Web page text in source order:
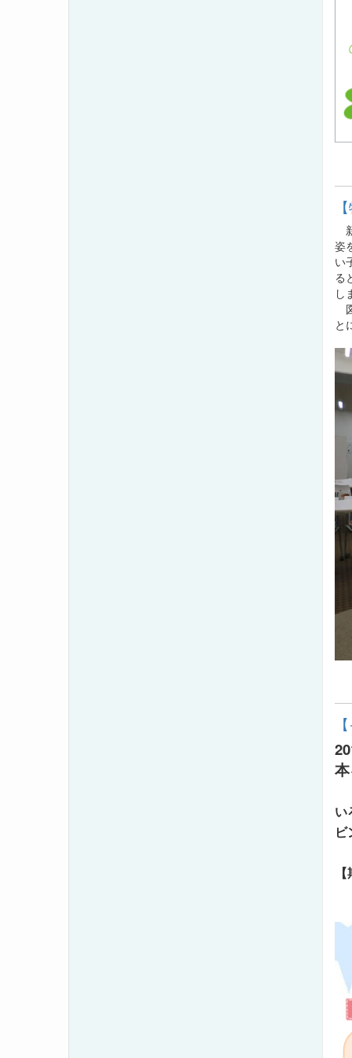
姿
い
る
し
と
い